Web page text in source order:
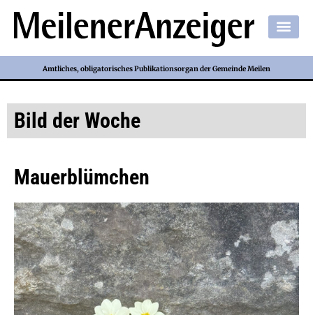
Amtliches, obligatorisches Publikationsorgan der Gemeinde Meilen
Bild der Woche
Mauerblümchen